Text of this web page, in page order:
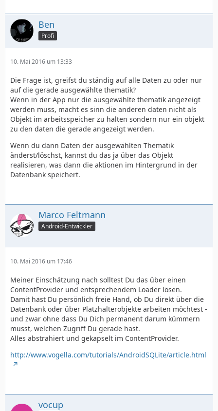
Ben
Profi
10. Mai 2016 um 13:33
Die Frage ist, greifst du ständig auf alle Daten zu oder nur
auf die gerade ausgewählte thematik?
Wenn in der App nur die ausgewählte thematik angezeigt
werden muss, macht es sinn die anderen daten nicht als
Objekt im arbeitsspeicher zu halten sondern nur ein objekt
zu den daten die gerade angezeigt werden.
Wenn du dann Daten der ausgewählten Thematik
änderst/löschst, kannst du das ja über das Objekt
realisieren, was dann die aktionen im Hintergrund in der
Datenbank speichert.
Marco Feltmann
Android-Entwickler
10. Mai 2016 um 17:46
Meiner Einschätzung nach solltest Du das über einen
ContentProvider und entsprechendem Loader lösen.
Damit hast Du persönlich freie Hand, ob Du direkt über die
Datenbank oder über Platzhalterobjekte arbeiten möchtest -
und zwar ohne dass Du Dich permanent darum kümmern
musst, welchen Zugriff Du gerade hast.
Alles abstrahiert und gekapselt im ContentProvider.
http://www.vogella.com/tutorials/AndroidSQLite/article.html
vocup